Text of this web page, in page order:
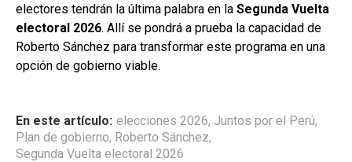
electores tendrán la última palabra en la Segunda Vuelta
electoral 2026. Allí se pondrá a prueba la capacidad de
Roberto Sánchez para transformar este programa en una
opción de gobierno viable.
En este artículo: elecciones 2026, Juntos por el Perú,
Plan de gobierno, Roberto Sánchez,
Segunda Vuelta electoral 2026